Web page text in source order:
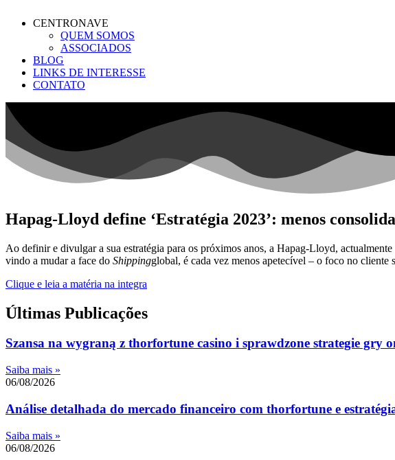
CENTRONAVE
QUEM SOMOS
ASSOCIADOS
BLOG
LINKS DE INTERESSE
CONTATO
Hapag-Lloyd define ‘Estratégia 2023’: menos
Ao definir e divulgar a sua estratégia para os próximos anos, a Hapag-Lloyd,
vindo a mudar a face do Shippingglobal, é cada vez menos apetecível – o foco no cliente
Clique e leia a matéria na integra
Últimas Publicações
Szansa na wygraną z thorfortune casino i sprawdzone strategie gry
Saiba mais »
06/08/2026
Análise detalhada do mercado financeiro com thorfortune e
Saiba mais »
06/08/2026